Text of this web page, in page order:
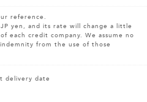
reference.
yen, and its rate will change a little
each credit company. We assume no
from the use of those
delivery date